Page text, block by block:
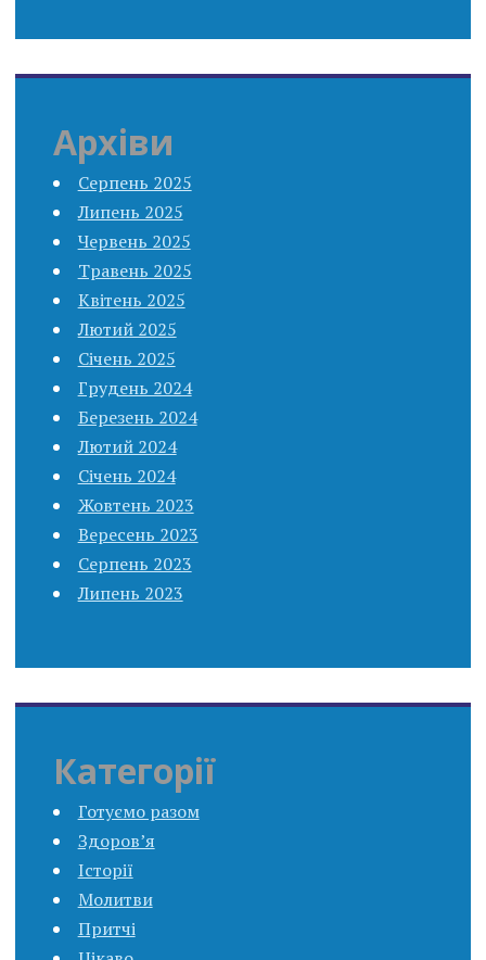
Архіви
Серпень 2025
Липень 2025
Червень 2025
Травень 2025
Квітень 2025
Лютий 2025
Січень 2025
Грудень 2024
Березень 2024
Лютий 2024
Січень 2024
Жовтень 2023
Вересень 2023
Серпень 2023
Липень 2023
Категорії
Готуємо разом
Здоров’я
Історії
Молитви
Притчі